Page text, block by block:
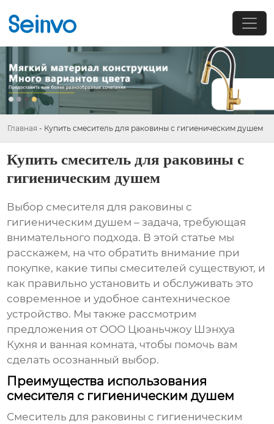
Главная - Купить смеситель для раковины с гигиеническим душем
Купить смеситель для раковины с
гигиеническим душем
Выбор смесителя для раковины с
гигиеническим душем – задача, требующая
внимательного подхода. В этой статье мы
расскажем, на что обратить внимание при
покупке, какие типы смесителей существуют, и
как правильно установить и обслуживать это
современное и удобное сантехническое
устройство. Мы также рассмотрим
предложения от ООО Цюаньчжоу Шэнхуа
Кухня и ванная комната, чтобы помочь вам
сделать осознанный выбор.
Преимущества использования
смесителя с гигиеническим душем
Смеситель для раковины с гигиеническим